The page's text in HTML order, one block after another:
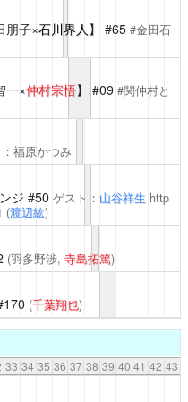
朋子×石川界人 】 #65 #金田石
一×仲村宗悟】 #09 #関仲村と
福原かつみ
ジ #50 ゲスト： 山谷祥生 http
(渡辺紘)
(羽多野渉, 寺島拓篤)
(千葉翔也)
33 34 35 36 37 38 39 40 41 42 43